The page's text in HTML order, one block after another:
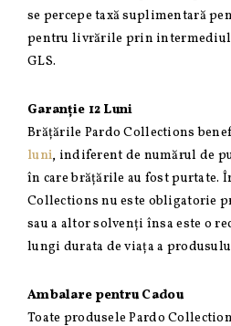
se percepe taxă suplimentară
pentru livrările prin
GLS.
Garanție 12 Luni
Brățările Pardo Collections
luni, indiferent de numărul de
în care brățările au fost purtate.
Collections nu este obligatorie
sau a altor solvenți însa este o
lungi durata de viața a
Ambalare pentru Cadou
Toate produsele Pardo